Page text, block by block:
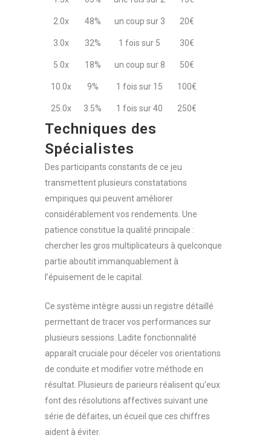
2.0x 48% un coup sur 3 20€
3.0x 32% 1 fois sur 5 30€
5.0x 18% un coup sur 8 50€
10.0x 9% 1 fois sur 15 100€
25.0x 3.5% 1 fois sur 40 250€
Techniques des
Spécialistes
Des participants constants de ce jeu
transmettent plusieurs constatations
empiriques qui peuvent améliorer
considérablement vos rendements. Une
patience constitue la qualité principale :
chercher les gros multiplicateurs à quelconque
partie aboutit immanquablement à
l’épuisement de le capital.
Ce système intègre aussi un registre détaillé
permettant de tracer vos performances sur
plusieurs sessions. Ladite fonctionnalité
apparaît cruciale pour déceler vos orientations
de conduite et modifier votre méthode en
résultat. Plusieurs de parieurs réalisent qu’eux
font des résolutions affectives suivant une
série de défaites, un écueil que ces chiffres
aident à éviter.